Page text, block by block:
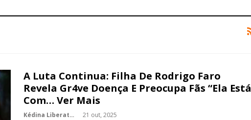
A Luta Continua: Filha De Rodrigo Faro
Revela Gr4ve Doença E Preocupa Fãs “Ela Está
Com… Ver Mais
Kédina Liberato 21 out, 2025